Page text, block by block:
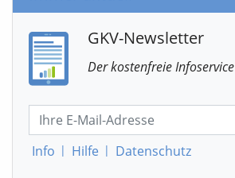
GKV-Newsletter
Der kostenfreie Infoservice
Info | Hilfe | Datenschutz